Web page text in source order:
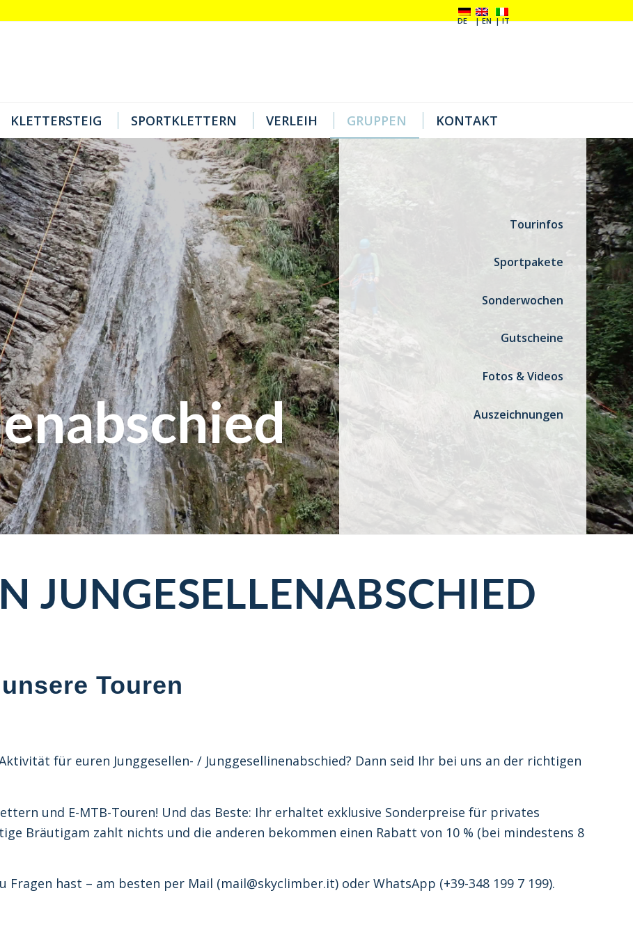
DE EN IT
KLETTERSTEIG SPORTKLETTERN VERLEIH GRUPPEN KONTAKT
Tourinfos
Sportpakete
Sonderwochen
Gutscheine
Fotos & Videos
Auszeichnungen
JUNGESELLENABSCHIED
Touren
für euren Junggesellen- / Junggesellinenabschied? Dann seid Ihr bei uns an der richtigen
und E-MTB-Touren! Und das Beste: Ihr erhaltet exklusive Sonderpreise für privates
Bräutigam zahlt nichts und die anderen bekommen einen Rabatt von 10 % (bei mindestens 8
hast – am besten per Mail (mail@skyclimber.it) oder WhatsApp (+39-348 199 7 199).